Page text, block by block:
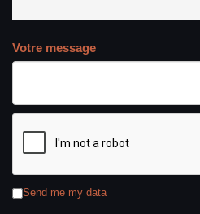
Votre message
Send me my data